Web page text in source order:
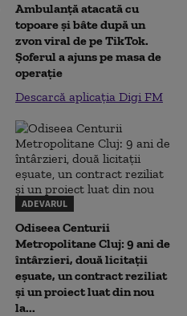
Ambulanță atacată cu
topoare și bâte după un
zvon viral de pe TikTok.
Șoferul a ajuns pe masa de
operație
Descarcă aplicația Digi FM
ADEVARUL
Odiseea Centurii
Metropolitane Cluj: 9 ani de
întârzieri, două licitații
eșuate, un contract reziliat
și un proiect luat din nou
la...